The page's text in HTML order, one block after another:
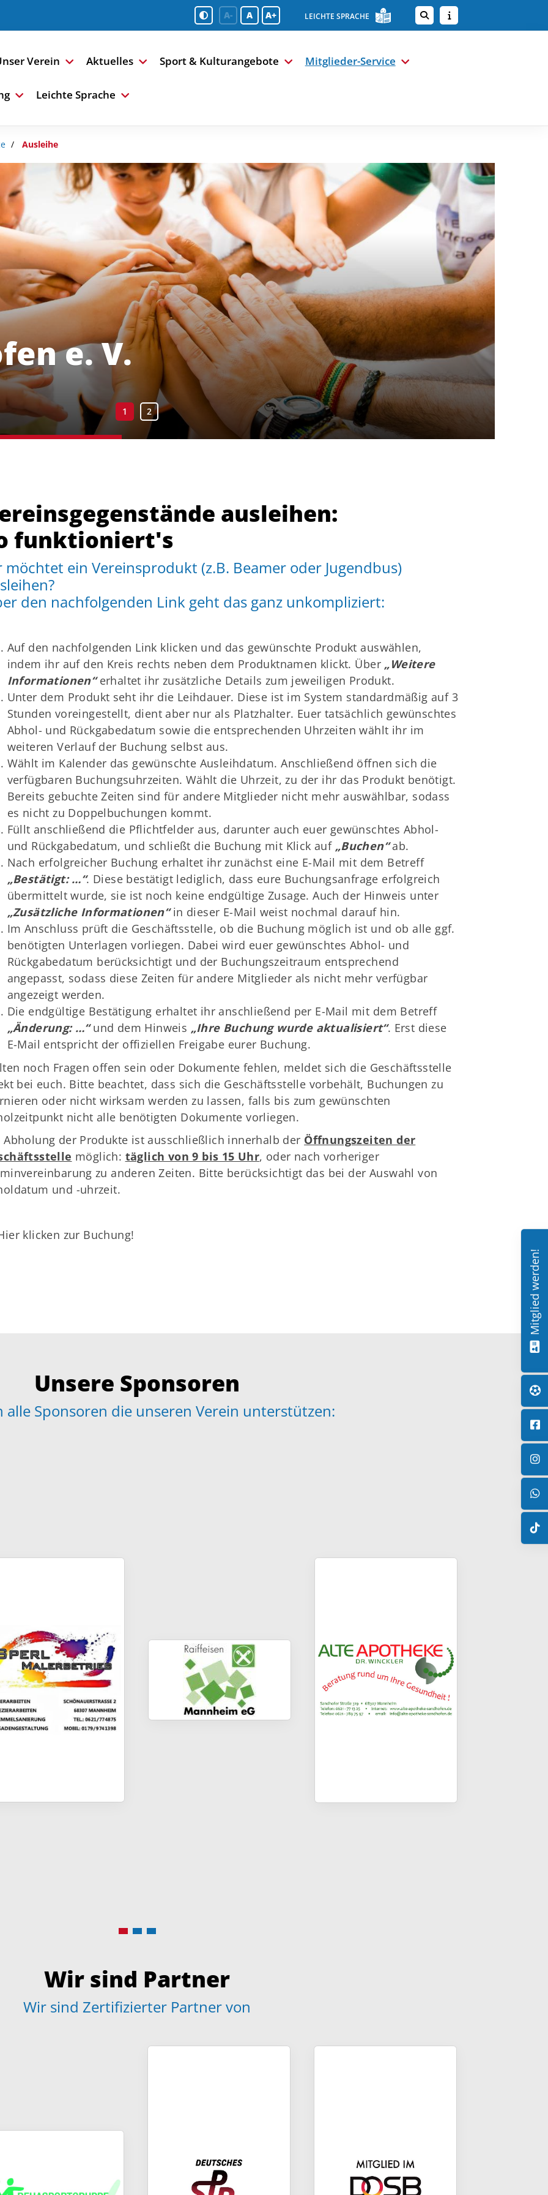
A- A A+ LEICHTE SPRACHE
Verein Aktuelles Sport & Kulturangebote Mitglieder-Service
Leichte Sprache
Ausleihe
e. V.
ausleihen:
funktioniert's
möchtet ein Vereinsprodukt (z.B. Beamer oder Jugendbus)
den nachfolgenden Link geht das ganz unkompliziert:
Auf den nachfolgenden Link klicken und das gewünschte Produkt auswählen,
indem ihr auf den Kreis rechts neben dem Produktnamen klickt. Über „Weitere
Informationen“erhaltet ihr zusätzliche Details zum jeweiligen Produkt.
Unter dem Produkt seht ihr die Leihdauer. Diese ist im System standardmäßig auf 3
Stunden voreingestellt, dient aber nur als Platzhalter. Euer tatsächlich gewünschtes
Abhol- und Rückgabedatum sowie die entsprechenden Uhrzeiten wählt ihr im
weiteren Verlauf der Buchung selbst aus.
Wählt im Kalender das gewünschte Ausleihdatum. Anschließend öffnen sich die
verfügbaren Buchungsuhrzeiten. Wählt die Uhrzeit, zu der ihr das Produkt benötigt.
Bereits gebuchte Zeiten sind für andere Mitglieder nicht mehr auswählbar, sodass
es nicht zu Doppelbuchungen kommt.
Füllt anschließend die Pflichtfelder aus, darunter auch euer gewünschtes Abhol-
und Rückgabedatum, und schließt die Buchung mit Klick auf „Buchen“ab.
Nach erfolgreicher Buchung erhaltet ihr zunächst eine E-Mail mit dem Betreff
„Bestätigt: …“. Diese bestätigt lediglich, dass eure Buchungsanfrage erfolgreich
übermittelt wurde, sie ist noch keine endgültige Zusage. Auch der Hinweis unter
„Zusätzliche Informationen“in dieser E-Mail weist nochmal darauf hin.
Im Anschluss prüft die Geschäftsstelle, ob die Buchung möglich ist und ob alle ggf.
benötigten Unterlagen vorliegen. Dabei wird euer gewünschtes Abhol- und
Rückgabedatum berücksichtigt und der Buchungszeitraum entsprechend
angepasst, sodass diese Zeiten für andere Mitglieder als nicht mehr verfügbar
angezeigt werden.
Die endgültige Bestätigung erhaltet ihr anschließend per E-Mail mit dem Betreff
„Änderung: …“und dem Hinweis „Ihre Buchung wurde aktualisiert“. Erst diese
E-Mail entspricht der offiziellen Freigabe eurer Buchung.
noch Fragen offen sein oder Dokumente fehlen, meldet sich die Geschäftsstelle
bei euch. Bitte beachtet, dass sich die Geschäftsstelle vorbehält, Buchungen zu
oder nicht wirksam werden zu lassen, falls bis zum gewünschten
nicht alle benötigten Dokumente vorliegen.
Abholung der Produkte ist ausschließlich innerhalb der Öffnungszeiten der
möglich: täglich von 9 bis 15 Uhr, oder nach vorheriger
zu anderen Zeiten. Bitte berücksichtigt das bei der Auswahl von
und -uhrzeit.
klicken zur Buchung!
Unsere Sponsoren
alle Sponsoren die unseren Verein unterstützen:
Wir sind Partner
Wir sind Zertifizierter Partner von
Mitglied werden!
Mitglieder-Service
Alles zur Mitgliedschaft
Downloads
Fragen & Antworten
Geschäftsstelle
Gaswerkstr. 25
geschaeftsstelle@skv-
sandhofen.de